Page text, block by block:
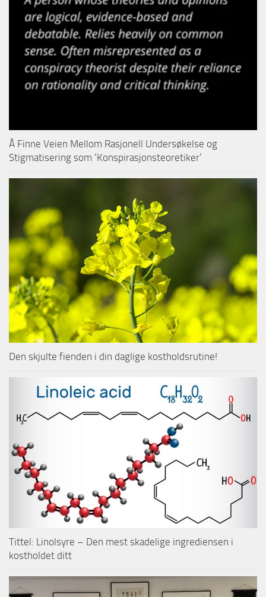
Å Finne Veien Mellom Rasjonell Undersøkelse og
Stigmatisering som ‘Konspirasjonsteoretiker’
Den skjulte fienden i din daglige kostholdsrutine!
Tittel: Linolsyre – Den mest skadelige ingrediensen i
kostholdet ditt